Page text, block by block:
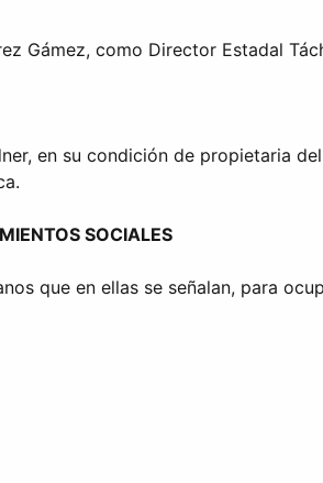
Gámez, como Director Estadal
en su condición de propietaria
SOCIALES
que en ellas se señalan, para